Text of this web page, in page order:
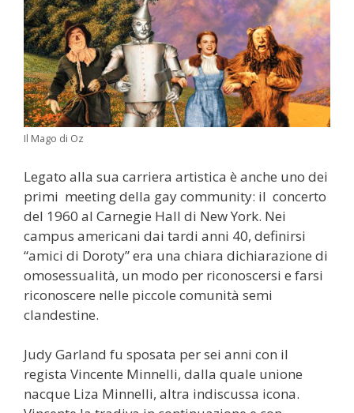
Il Mago di Oz
Legato alla sua carriera artistica è anche uno dei
primi meeting della gay community: il concerto
del 1960 al Carnegie Hall di New York. Nei
campus americani dai tardi anni 40, definirsi
“amici di Doroty” era una chiara dichiarazione di
omosessualità, un modo per riconoscersi e farsi
riconoscere nelle piccole comunità semi
clandestine.
Judy Garland fu sposata per sei anni con il
regista Vincente Minnelli, dalla quale unione
nacque Liza Minnelli, altra indiscussa icona.